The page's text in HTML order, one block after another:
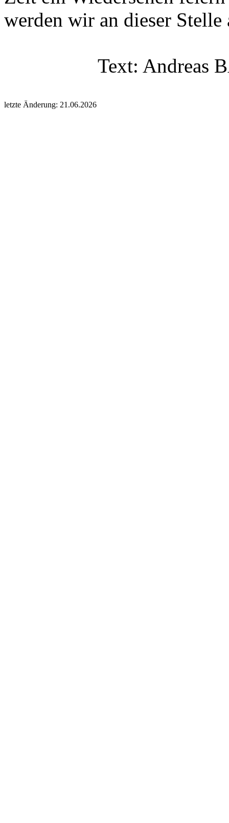
werden wir an dieser
Text: Andreas
letzte Änderung: 21.06.2026